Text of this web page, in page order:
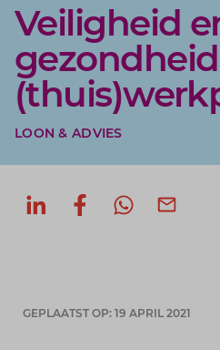
Veiligheid
LOON & ADVIES
Deel op LinkedIn
Deel op Facebook
GEPLAATST OP: 19 APRIL 2021